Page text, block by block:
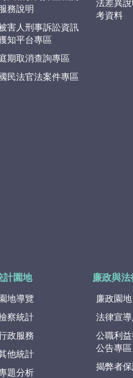
服務說明
害人刑事訴訟資訊
知平台專區
期取消查詢專區
國民法官法案件專區
法差異
考資料
計園地
園地導覽
察統計
政服務
他統計
題分析
廉政與法
廉政園地
法律宣
公職利
公告專區
揭弊者